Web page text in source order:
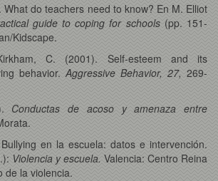
What do teachers need to know? En M. Elliot
guide to coping for schools (pp. 151-
Kidscape.
C. (2001). Self-esteem and its
behavior. Aggressive Behavior, 27, 269-
Conductas de acoso y amenaza entre
en la escuela: datos e intervención.
Violencia y escuela. Valencia: Centro Reina
de la violencia.